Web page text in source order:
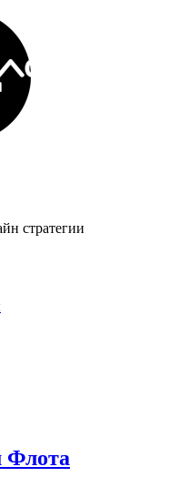
стратегии
Флота